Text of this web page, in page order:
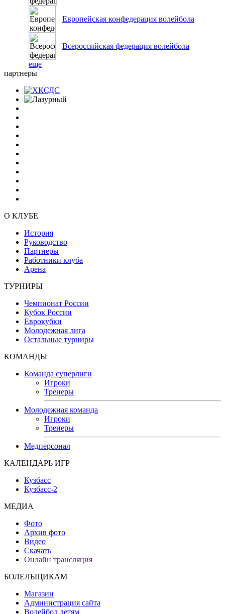
Европейская конфедерация волейбола
Всероссийская федерация волейбола
еще
партнеры
О КЛУБЕ
История
Руководство
Партнеры
Работники клуба
Арена
ТУРНИРЫ
Чемпионат России
Кубок России
Еврокубки
Молодежная лига
Остальные турниры
КОМАНДЫ
Команда суперлиги
Игроки
Тренеры
Молодежная команда
Игроки
Тренеры
Медперсонал
КАЛЕНДАРЬ ИГР
Кузбасс
Кузбасс-2
МЕДИА
Фото
Архив фото
Видео
Скачать
Онлайн трансляция
БОЛЕЛЬЩИКАМ
Магазин
Администрация сайта
Волейбол детям